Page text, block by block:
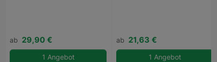
ab 29,90 €
1 Angebot
ab 21,63 €
1 Angebot